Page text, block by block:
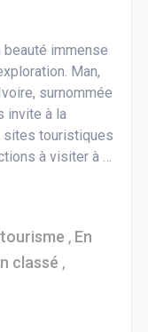
beauté immense
Man,
surnommée
invite à la
sites touristiques
à visiter à …
, En
classé ,